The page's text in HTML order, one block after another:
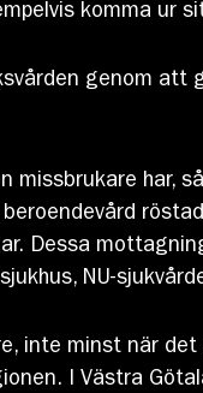
komma ur
genom
missbrukare har,
Dessa
NU-
inte minst när
I Västra